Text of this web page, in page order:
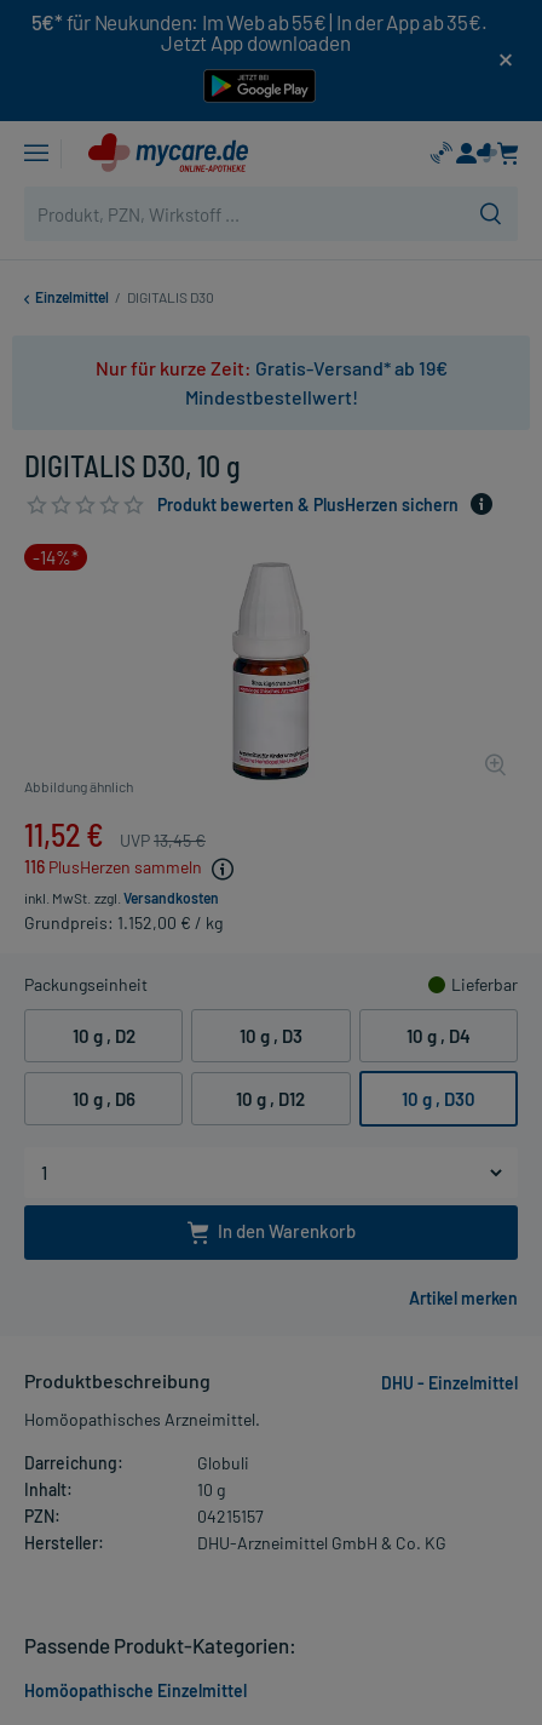
5€* für Neukunden: Im Web ab 55€ | In der App ab 35€.
Jetzt App downloaden
Einzelmittel / DIGITALIS D30
Nur für kurze Zeit: Gratis-Versand* ab 19€
Mindestbestellwert!
DIGITALIS D30, 10 g
Produkt bewerten & PlusHerzen sichern
-14%*
Abbildung ähnlich
11,52 € UVP13,45 €
116 PlusHerzen sammeln
inkl. MwSt. zzgl. Versandkosten
Grundpreis: 1.152,00 € / kg
Packungseinheit Lieferbar
10 g , D2 10 g , D3 10 g , D4
10 g , D6 10 g , D12 10 g , D30
In den Warenkorb
Produktbeschreibung
DHU - Einzelmittel
Homöopathisches Arzneimittel.
Darreichung:
Globuli
Inhalt:
10 g
PZN:
04215157
Hersteller:
DHU-Arzneimittel GmbH & Co. KG
Passende Produkt-Kategorien:
Homöopathische Einzelmittel